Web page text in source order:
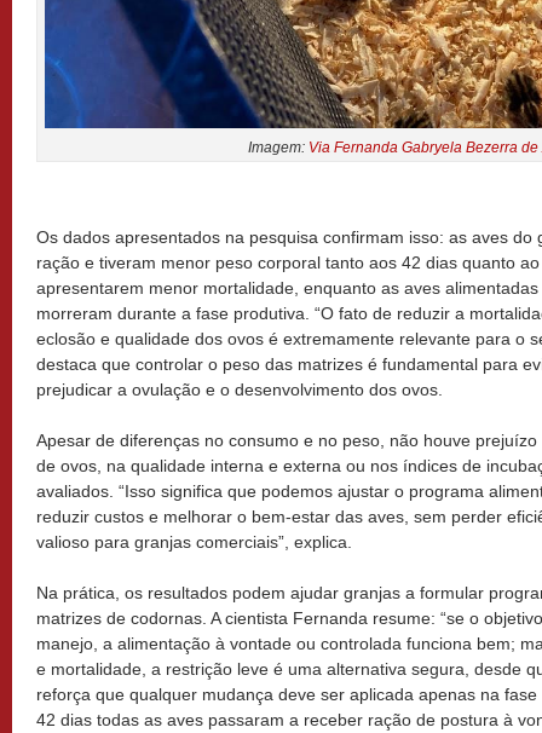
Imagem: Via Fernanda Gabryela Bezerra de
Os dados apresentados na pesquisa confirmam isso: as aves
ração e tiveram menor peso corporal tanto aos 42 dias quanto
apresentarem menor mortalidade, enquanto as aves
morreram durante a fase produtiva. “O fato de reduzir a
eclosão e qualidade dos ovos é extremamente relevante para o
destaca que controlar o peso das matrizes é fundamental para
prejudicar a ovulação e o desenvolvimento dos ovos.
Apesar de diferenças no consumo e no peso, não houve
de ovos, na qualidade interna e externa ou nos índices de
avaliados. “Isso significa que podemos ajustar o programa
reduzir custos e melhorar o bem-estar das aves, sem perder
valioso para granjas comerciais”, explica.
Na prática, os resultados podem ajudar granjas a formular
matrizes de codornas. A cientista Fernanda resume: “se o
manejo, a alimentação à vontade ou controlada funciona bem;
e mortalidade, a restrição leve é uma alternativa segura, desde
reforça que qualquer mudança deve ser aplicada apenas na
42 dias todas as aves passaram a receber ração de postura à